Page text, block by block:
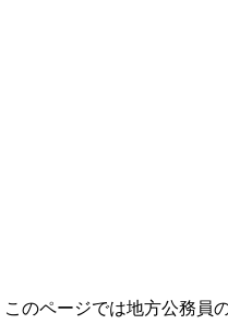
このページでは地方公務員